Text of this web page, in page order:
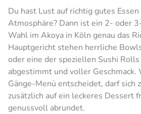
Du hast Lust auf richtig gutes
Atmosphäre? Dann ist ein 2- oder
Wahl im Akoya in Köln genau das
Hauptgericht stehen herrliche
oder eine der speziellen Sushi
abgestimmt und voller Geschmack.
Gänge-Menü entscheidet, darf sich
zusätzlich auf ein leckeres Dessert
genussvoll abrundet.